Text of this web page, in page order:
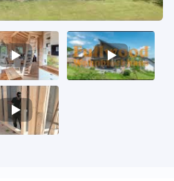
Video
2
Video
3
Video
5